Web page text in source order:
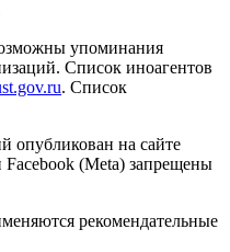
упоминания
Список иноагентов
. Список
опубликован на сайте
Facebook (Metа) запрещены
рекомендательные